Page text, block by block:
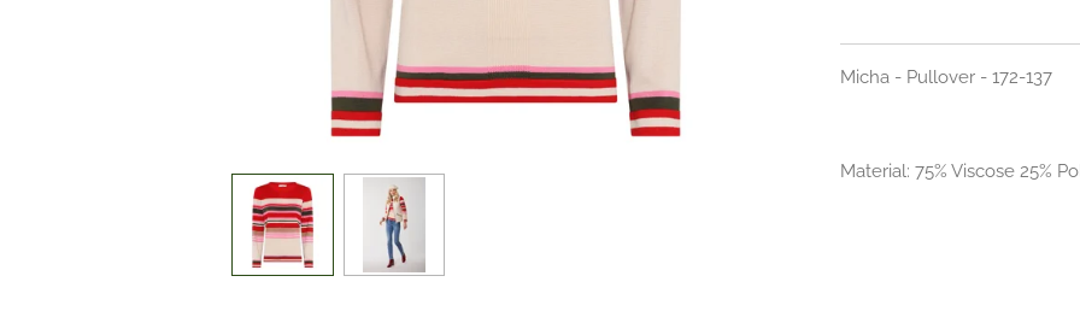
Micha - Pullover - 172-137
Material: 75% Viscose 25%